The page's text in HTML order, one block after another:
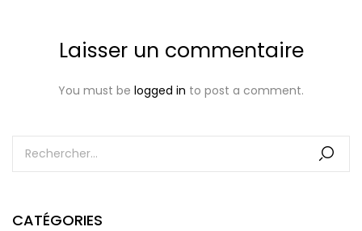
CATÉGORIES
Laisser un commentaire
You must be logged in to post a comment.